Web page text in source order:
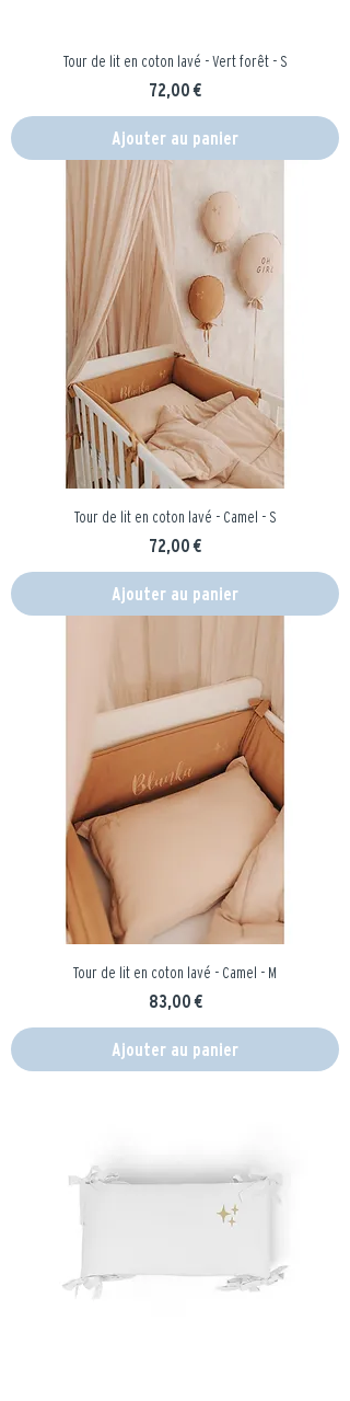
Tour de lit en coton lavé - Vert forêt - S
Prix
72,00 €
Ajouter au panier
Tour de lit en coton lavé - Camel - S
Prix
72,00 €
Ajouter au panier
Tour de lit en coton lavé - Camel - M
Prix
83,00 €
Ajouter au panier